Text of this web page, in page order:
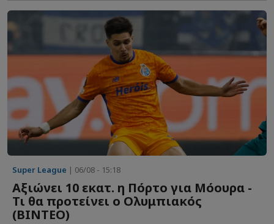
Super League | 06/08 - 15:18
Αξιώνει 10 εκατ. η Πόρτο για Μόουρα -
Τι θα προτείνει ο Ολυμπιακός
(ΒΙΝΤΕΟ)